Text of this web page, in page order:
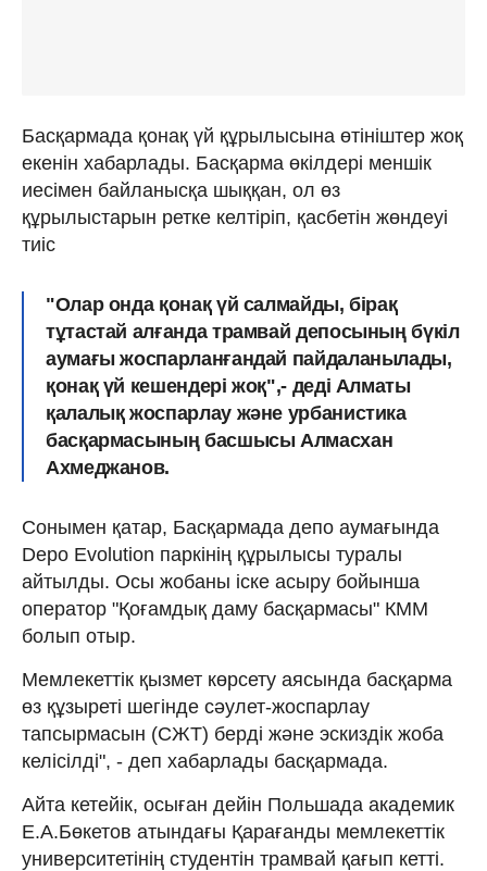
Басқармада қонақ үй құрылысына өтініштер жоқ
екенін хабарлады. Басқарма өкілдері меншік
иесімен байланысқа шыққан, ол өз
құрылыстарын ретке келтіріп, қасбетін жөндеуі
тиіс
"Олар онда қонақ үй салмайды, бірақ
тұтастай алғанда трамвай депосының бүкіл
аумағы жоспарланғандай пайдаланылады,
қонақ үй кешендері жоқ",- деді Алматы
қалалық жоспарлау және урбанистика
басқармасының басшысы Алмасхан
Ахмеджанов.
Сонымен қатар, Басқармада депо аумағында
Depo Evolution паркінің құрылысы туралы
айтылды. Осы жобаны іске асыру бойынша
оператор "Қоғамдық даму басқармасы" КММ
болып отыр.
Мемлекеттік қызмет көрсету аясында басқарма
өз құзыреті шегінде сәулет-жоспарлау
тапсырмасын (СЖТ) берді және эскиздік жоба
келісілді", - деп хабарлады басқармада.
Айта кетейік, осыған дейін Польшада академик
Е.А.Бөкетов атындағы Қарағанды мемлекеттік
университетінің студентін трамвай қағып кетті.